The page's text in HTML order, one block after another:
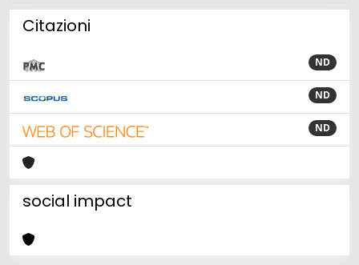
Citazioni
ND
ND
ND
social impact